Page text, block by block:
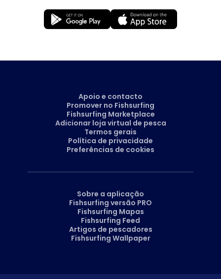
Apoio e contacto
Promover no Fishsurfing
Fishsurfing Marketplace
Adicionar loja virtual de pesca
Termos gerais
Política de privacidade
Preferências de cookies
Sobre a aplicação
Fishsurfing versão PRO
Fishsurfing Mapas
Fishsurfing Feed
Artigos de pescadores
Fishsurfing Wallpaper